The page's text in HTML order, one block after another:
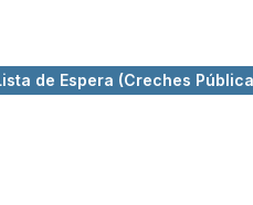
de Espera (Creches